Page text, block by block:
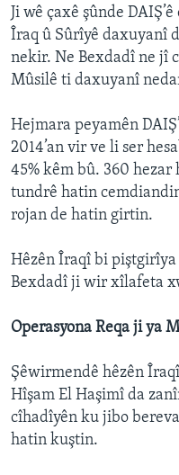
Ji wê çaxê şûnde
Îraq û Sûrîyê daxuyanî
nekir. Ne Bexdadî ne jî
Mûsilê ti daxuyanî
Hejmara peyamên
2014’an vir ve li ser
45% kêm bû. 360
tundrê hatin
rojan de hatin girtin.
Hêzên Îraqî bi
Bexdadî ji wir xîlafeta
Operasyona Reqa ji ya
Şêwirmendê hêzên Îraqî
Hîşam El Haşimî da
cîhadîyên ku jibo
hatin kuştin.